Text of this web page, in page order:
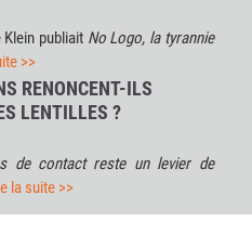
publiait No Logo, la tyrannie
>>
RENONCENT-ILS
LENTILLES ?
de contact reste un levier de
la suite >>